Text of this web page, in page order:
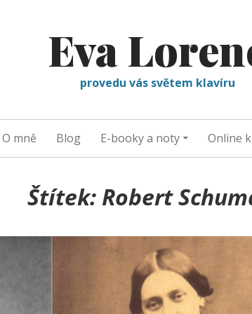
Eva
provedu vás světem klavíru
O mně Blog E-booky a noty Online
Štítek: Robert